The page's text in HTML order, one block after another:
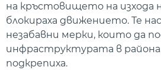
на кръстовището на изхода
блокираха движението. Те
незабавни мерки, които да
инфраструктурата в
подкрепиха.